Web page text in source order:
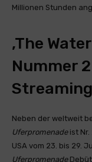
Millionen Stunden
‚The
Nummer
Neben der weltweit
Uferpromenadeist Nr.
USA vom 23. bis 29.
UferpromenadeDebüt